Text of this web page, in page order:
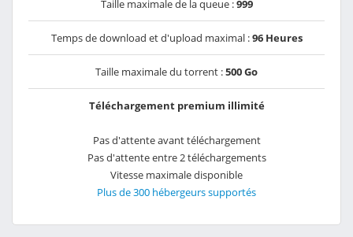
Taille maximale de la queue :999
Temps de download et d'upload maximal :96 Heures
Taille maximale du torrent :500 Go
Téléchargement premium illimité
Pas d'attente avant téléchargement
Pas d'attente entre 2 téléchargements
Vitesse maximale disponible
Plus de 300 hébergeurs supportés